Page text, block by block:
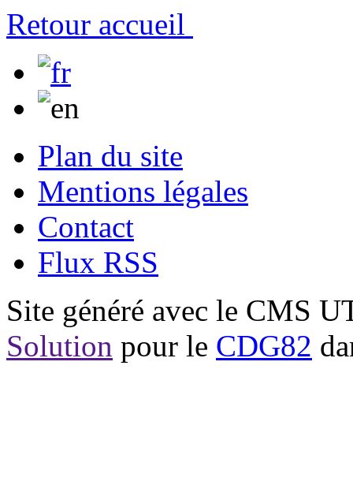
Retour accueil
Plan du site
Mentions légales
Contact
Flux RSS
Site généré avec le CMS
Solution pour le CDG82